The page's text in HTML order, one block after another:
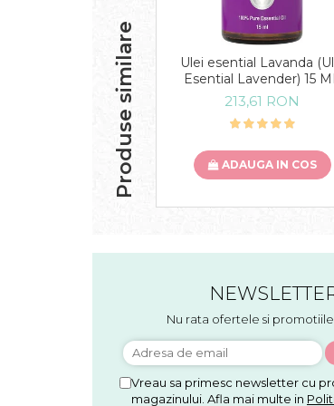
Produse similare
Ulei esential Lavanda
Esential Lavender) 15
213,61 RON
ADAUGA IN COS
Nu rata ofertele si
Vreau sa primesc newsletter cu
magazinului. Afla mai multe in